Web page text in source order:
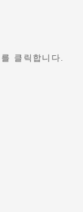
클릭합니다.